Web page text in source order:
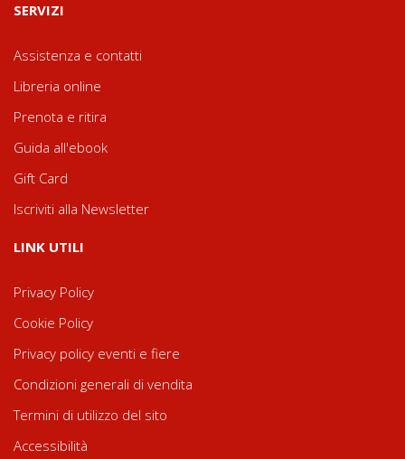
SERVIZI
Assistenza e contatti
Libreria online
Prenota e ritira
Guida all'ebook
Gift Card
Iscriviti alla Newsletter
LINK UTILI
Privacy Policy
Cookie Policy
Privacy policy eventi e fiere
Condizioni generali di vendita
Termini di utilizzo del sito
Accessibilità